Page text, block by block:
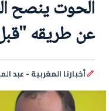
الحوت ينصح
عن طريقه
أخبارنا المغربية - عبد